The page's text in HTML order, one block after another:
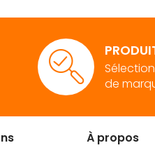
de
À propos